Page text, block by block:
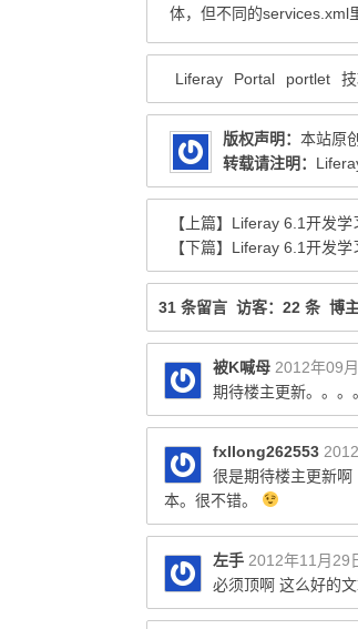
体，但不同的services.xml
Liferay Portal portlet
版权声明： 本站原
转载请注明：
【上篇】 Liferay 6.1开发学
【下篇】 Liferay 6.1开发学
31 条留言 访客：22 条 博
被K喊母 2012年09
期待楼主更新。。。
fxllong262553
很是期待楼主更新
本。很不错。
左手 2012年11月29
必须顶啊 这么好的